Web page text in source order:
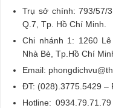
Trụ sở chính: 793/57/
Q.7, Tp. Hồ Chí Minh.
Chi nhánh 1: 1260
Nhà Bè, Tp.Hồ Chí
Email:
ĐT: (028).3775.5429 –
Hotline: